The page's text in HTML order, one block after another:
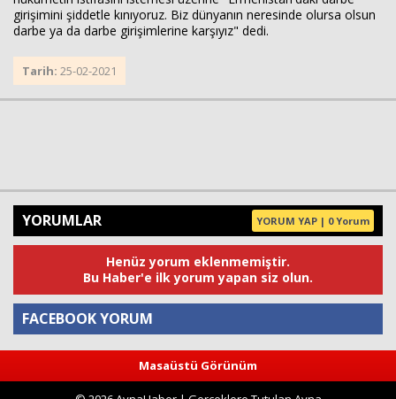
girişimini şiddetle kınıyoruz. Biz dünyanın neresinde olursa olsun
darbe ya da darbe girişimlerine karşıyız" dedi.
Tarih: 25-02-2021
YORUMLAR YORUM YAP | 0 Yorum
Henüz yorum eklenmemiştir.
Bu Haber'e ilk yorum yapan siz olun.
FACEBOOK YORUM
Yorum
Masaüstü Görünüm